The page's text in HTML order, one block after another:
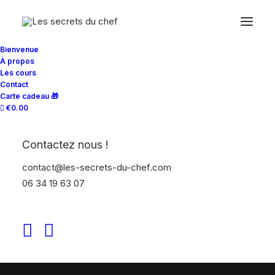
Bienvenue
À propos
Les cours
Contact
Carte cadeau 🎁
€0.00
Contactez nous !
contact@les-secrets-du-chef.com
06 34 19 63 07
Non classé